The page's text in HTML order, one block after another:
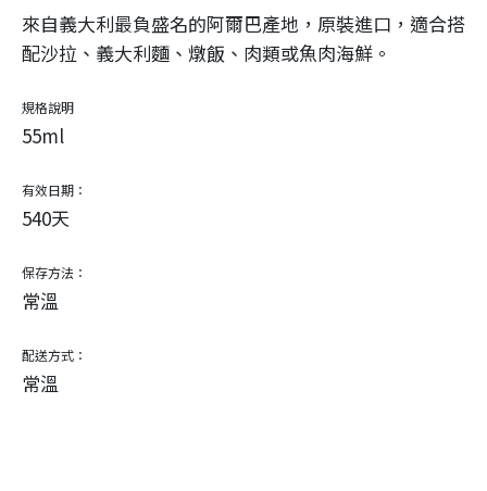
來自義大利最負盛名的阿爾巴產地，原裝進口，適合搭
配沙拉、義大利麵、燉飯、肉類或魚肉海鮮。
規格說明
55ml
有效日期：
540天
保存方法：
常溫
配送方式：
常溫